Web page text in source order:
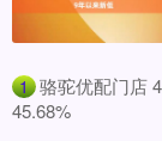
1 骆驼优配门店
45.68%